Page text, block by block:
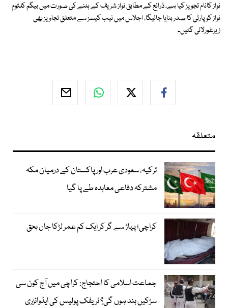
نواز کانام تجویز کیا ہے، ذرائع کے مطابق نواز شریف کے ہٹنے کی صورت میں بیگم کلثوم
نواز کوپارٹی کا صدر بنایا جائیگا، اجلاس میں نیب کیسز سے متعلق تجاویز بھی
زیرغورلائی گئیں۔
متعلقہ
ترکیہ، سعودی عرب اور پاکستان کے درمیان مکہ
مشترکہ دفاعی معاہدہ طے پا گیا
کراچی؛ پہاڑ سے گر کر ایک کم عمر لڑکا جاں بحق
جماعت اسلامی کا احتجاج: کراچی میں آج کون سی
سڑکیں بند ہوں گی؟ ٹریفک پولیس کی ایڈوائزری